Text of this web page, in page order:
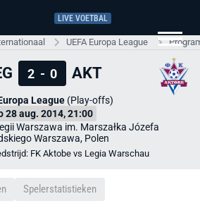
LIVE VOETBAL
UEFA Europa League
2 - 0 AKT
League(Play-offs)
28 aug. 2014, 21:00
Warszawa im. Marszałka Józefa
Warszawa, Polen
FK Aktobe vs Legia Warschau
Spelerstatistieken